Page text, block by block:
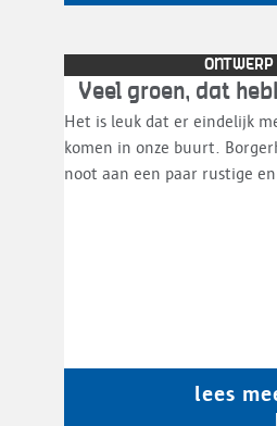
ONTWERP
Veel groen, dat
Het is leuk dat er eindelijk
komen in onze buurt.
noot aan een paar rustige
lees